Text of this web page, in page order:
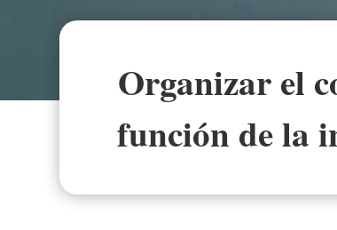
Organizar el
función de la